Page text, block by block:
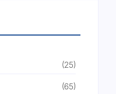
(25)
(65)